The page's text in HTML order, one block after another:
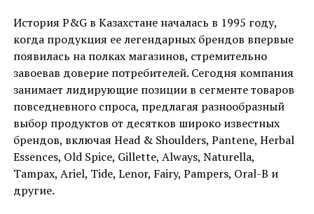
История P&G в Казахстане началась в 1995 году,
когда продукция ее легендарных брендов впервые
появилась на полках магазинов, стремительно
завоевав доверие потребителей. Сегодня компания
занимает лидирующие позиции в сегменте товаров
повседневного спроса, предлагая разнообразный
выбор продуктов от десятков широко известных
брендов, включая Head & Shoulders, Pantene, Herbal
Essences, Old Spice, Gillette, Always, Naturella,
Tampax, Ariel, Tide, Lenor, Fairy, Pampers, Oral-В и
другие.